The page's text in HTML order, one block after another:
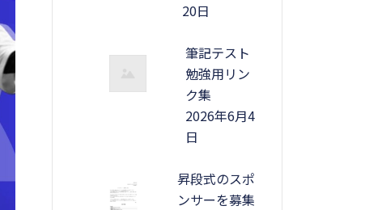
20日
筆記テスト
勉強用リン
ク集
2026年6月4
日
昇段式のスポ
ンサーを募集